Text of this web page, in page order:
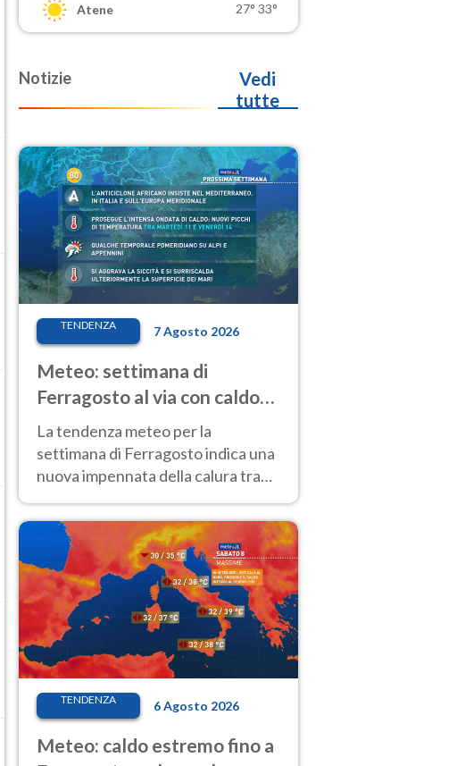
Atene 27° 33°
Notizie
Vedi
tutte
TENDENZA 7 Agosto 2026
Meteo: settimana di
Ferragosto al via con caldo
intenso e qualche temporale
La tendenza meteo per la
settimana di Ferragosto indica una
nuova impennata della calura tra
anche al Nord.
TENDENZA 6 Agosto 2026
Meteo: caldo estremo fino a